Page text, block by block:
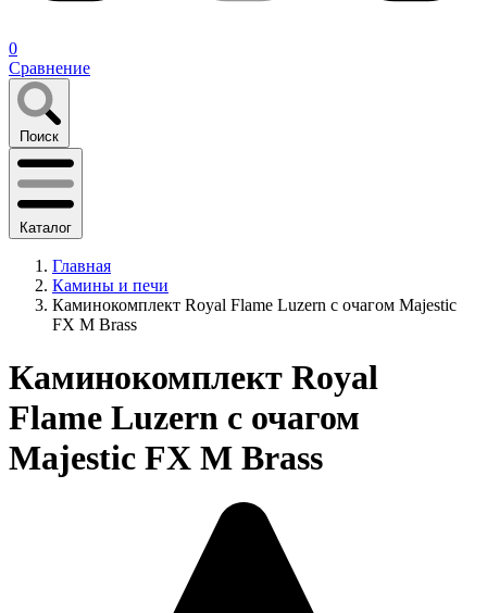
0
Сравнение
Поиск
Каталог
Главная
Камины и печи
Каминокомплект Royal Flame Luzern с очагом Majestic
FX M Brass
Каминокомплект Royal
Flame Luzern с очагом
Majestic FX M Brass